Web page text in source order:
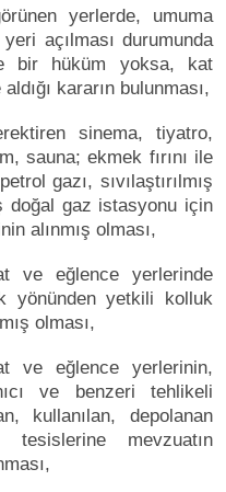
yerlerde, umuma
açılması durumunda
bir hüküm yoksa, kat
kararın bulunması,
sinema, tiyatro,
sauna; ekmek fırını ile
gazı, sıvılaştırılmış
doğal gaz istasyonu için
alınmış olması,
ve eğlence yerlerinde
yönünden yetkili kolluk
olması,
ve eğlence yerlerinin,
ve benzeri tehlikeli
kullanılan, depolanan
mevzuatın